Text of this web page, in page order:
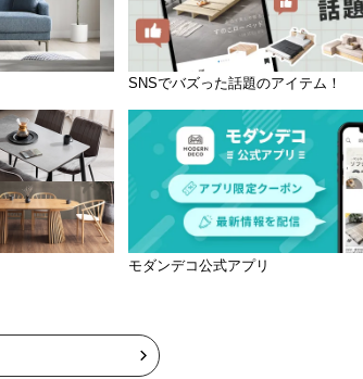
SNSでバズった話題のアイテム！
モダンデコ公式アプリ